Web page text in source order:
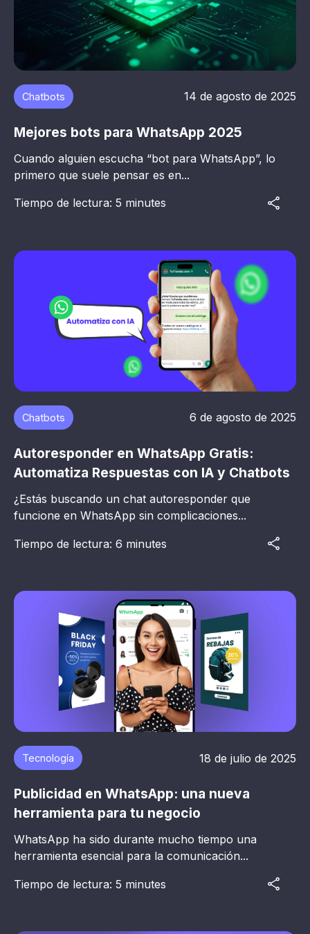
Chatbots 14 de agosto de 2025
Mejores bots para WhatsApp 2025
Cuando alguien escucha “bot para WhatsApp”, lo
primero que suele pensar es en...
Tiempo de lectura: 5 minutes
Chatbots 6 de agosto de 2025
Autoresponder en WhatsApp Gratis:
Automatiza Respuestas con IA y Chatbots
¿Estás buscando un chat autoresponder que
funcione en WhatsApp sin complicaciones...
Tiempo de lectura: 6 minutes
Tecnología 18 de julio de 2025
Publicidad en WhatsApp: una nueva
herramienta para tu negocio
WhatsApp ha sido durante mucho tiempo una
herramienta esencial para la comunicación...
Tiempo de lectura: 5 minutes